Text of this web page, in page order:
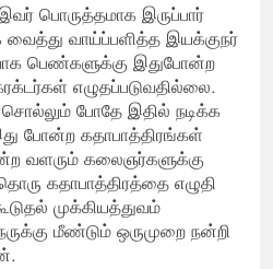
இவர் பொருத்தமாக இருப்பார்
வாய்ப்பளித்த இயக்குநர்
பெண்களுக்கு இதுபோன்ற
எழுதப்படுவதில்லை.
போதே இதில் நடிக்க
போன்ற கதாபாத்திரங்கள்
வளரும் கலைஞர்களுக்கு
கதாபாத்திரத்தை எழுதி
முக்கியத்துவம்
மீண்டும் ஒருமுறை நன்றி